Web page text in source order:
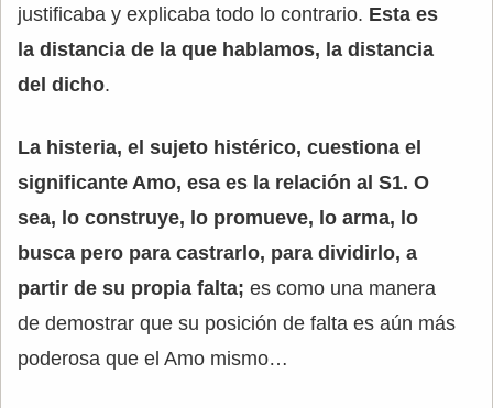
justificaba y explicaba todo lo contrario. Esta es
la distancia de la que hablamos, la distancia
del dicho.
La histeria, el sujeto histérico, cuestiona el
significante Amo, esa es la relación al S1. O
sea, lo construye, lo promueve, lo arma, lo
busca pero para castrarlo, para dividirlo, a
partir de su propia falta; es como una manera
de demostrar que su posición de falta es aún más
poderosa que el Amo mismo…